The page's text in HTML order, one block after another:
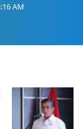
AM